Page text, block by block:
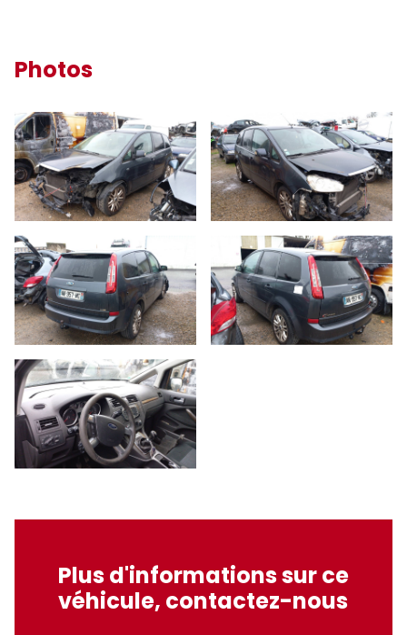
Photos
Plus d'informations sur ce
véhicule, contactez-nous